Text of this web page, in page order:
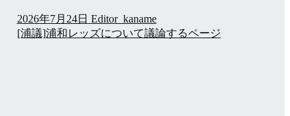
2026年8月4日 Editor_kaname
[浦議]浦和レッズについて議論するページ